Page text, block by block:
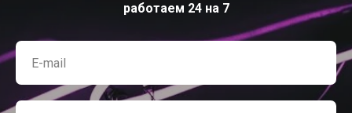
работаем 24 на 7